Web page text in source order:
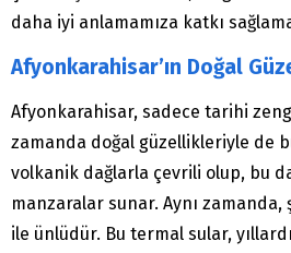
daha iyi anlamamıza katkı
Afyonkarahisar’ın Doğal
Afyonkarahisar, sadece tarihi
zamanda doğal güzellikleriyle de
volkanik dağlarla çevrili olup, bu
manzaralar sunar. Aynı
ile ünlüdür. Bu termal sular,